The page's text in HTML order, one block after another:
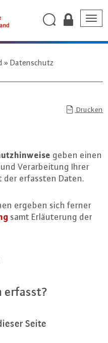
Datenschutz
Drucken
geben einen
Ver­ar­bei­tung Ihrer
erfassten Daten.
ergeben sich ferner
samt Er­läu­te­rung der
erfasst?
Seite